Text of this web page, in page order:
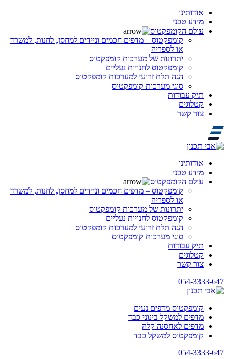
אודותינו
מידע טכני
עולם הקומפקטוס
קומפקטוס – מדפים חכמים וניידים למחסן, לחנות, למשרד
או לספריה
יתרונות של מערכות קומפקטוס
קומפקטוס לחנויות נעליים
הגה תלת זרועי למערכות קומפקטוס
סוגי מערכות קומפקטוס
תיק עבודות
קטלוגים
צור קשר
אודותינו
מידע טכני
עולם הקומפקטוס
קומפקטוס – מדפים חכמים וניידים למחסן, לחנות, למשרד
או לספריה
יתרונות של מערכות קומפקטוס
קומפקטוס לחנויות נעליים
הגה תלת זרועי למערכות קומפקטוס
סוגי מערכות קומפקטוס
תיק עבודות
קטלוגים
צור קשר
054-3333-647
קומפקטוס מדפים נעים
מדפים למשקל בינוני כבד
מדפים לאחסנה קלה
קומפקטוס למשקל כבד
054-3333-647